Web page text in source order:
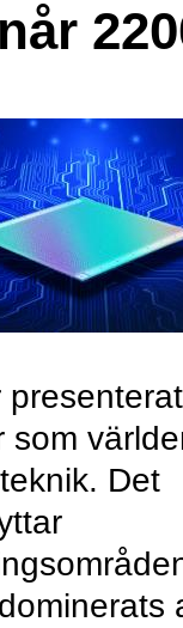
presenterat
som
Det